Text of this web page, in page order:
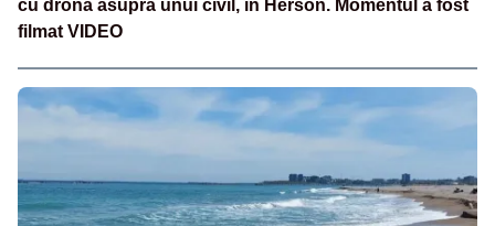
cu dronă asupra unui civil, în Herson. Momentul a fost
filmat VIDEO